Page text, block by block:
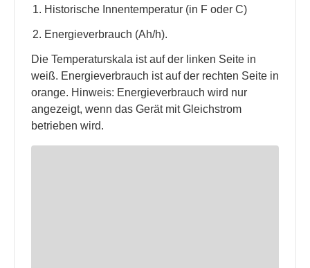
Historische Innentemperatur (in F oder C)
Energieverbrauch (Ah/h).
Die Temperaturskala ist auf der linken Seite in
weiß. Energieverbrauch ist auf der rechten Seite in
orange. Hinweis: Energieverbrauch wird nur
angezeigt, wenn das Gerät mit Gleichstrom
betrieben wird.